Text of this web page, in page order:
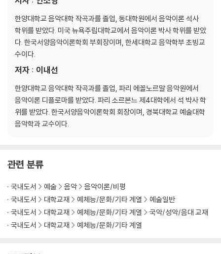
한양대학교 음악대학 작곡과를 졸업, 동대학원에서 음악이론 석사
학위를 받았다. 미국 뉴욕주립대학교에서 음악이론 박사 학위를 받았
다. 한국서양음악이론학회 부회장이며, 한세대학교 음악학부 초빙교
수이다.
저자 : 이내선
한양대학교 음악대학 작곡과를 졸업, 파리 에꼴노르말 음악원에서
음악이론 디플로마를 받았다. 파리 소르본느 제4대학에서 석 박사 학
위를 받았다. 한국서양음악이론학회 회장이며, 경북대학교 예술대학
음악학과 교수이다.
관련 분류
국내도서 예술 음악
음악이론/비평
국내도서
대학교재 예체능/문화/기타 계열
예술일반
국내도서
대학교재 예체능/문화/기타 계열
국악/성악/음대 교재
국내도서
대학교재 예체능/문화/기타 계열